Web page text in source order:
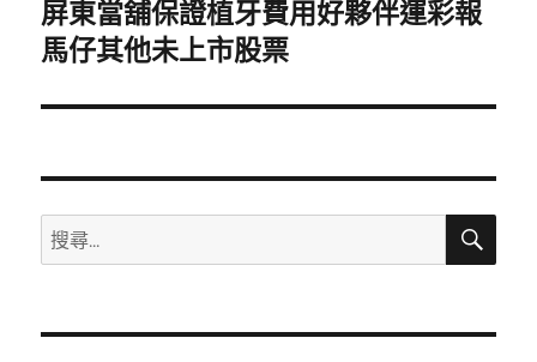
下
一
文
屏東當舖保證植牙費用好夥伴運彩報
馬仔其他未上市股票
搜
尋
鍵
搜